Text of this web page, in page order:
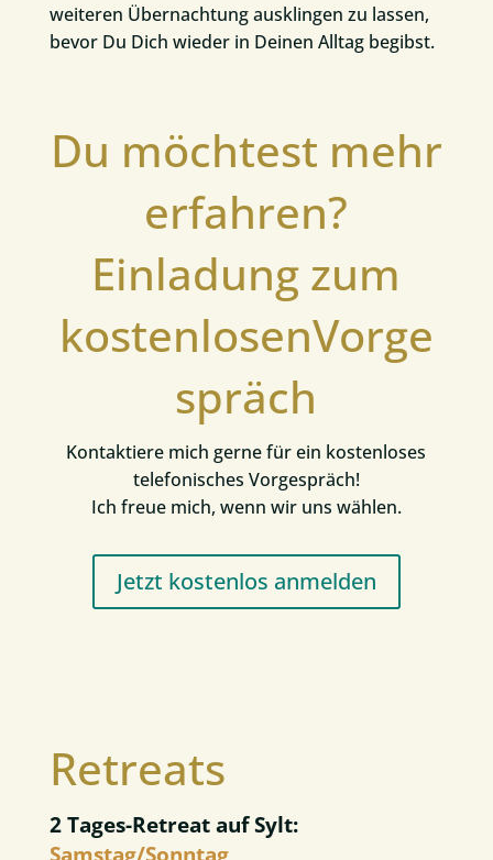
weiteren Übernachtung ausklingen zu lassen,
bevor Du Dich wieder in Deinen Alltag begibst.
Du möchtest mehr
erfahren?
Einladung zum
kostenlosenVorge
spräch
Kontaktiere mich gerne für ein kostenloses
telefonisches Vorgespräch!
Ich freue mich, wenn wir uns wählen.
Jetzt kostenlos anmelden
Retreats
2 Tages-Retreat auf Sylt:
Samstag/Sonntag